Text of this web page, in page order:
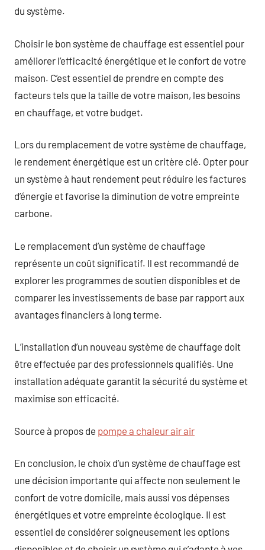
du système.
Choisir le bon système de chauffage est essentiel pour
améliorer l’efficacité énergétique et le confort de votre
maison. C’est essentiel de prendre en compte des
facteurs tels que la taille de votre maison, les besoins
en chauffage, et votre budget.
Lors du remplacement de votre système de chauffage,
le rendement énergétique est un critère clé. Opter pour
un système à haut rendement peut réduire les factures
d’énergie et favorise la diminution de votre empreinte
carbone.
Le remplacement d’un système de chauffage
représente un coût significatif. Il est recommandé de
explorer les programmes de soutien disponibles et de
comparer les investissements de base par rapport aux
avantages financiers à long terme.
L’installation d’un nouveau système de chauffage doit
être effectuée par des professionnels qualifiés. Une
installation adéquate garantit la sécurité du système et
maximise son efficacité.
Source à propos de pompe a chaleur air air
En conclusion, le choix d’un système de chauffage est
une décision importante qui affecte non seulement le
confort de votre domicile, mais aussi vos dépenses
énergétiques et votre empreinte écologique. Il est
essentiel de considérer soigneusement les options